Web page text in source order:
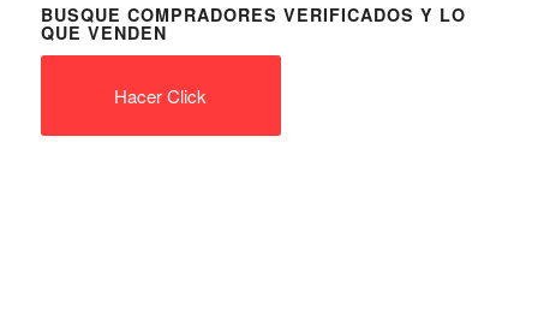
BUSQUE COMPRADORES VERIFICADOS Y LO
QUE VENDEN
Hacer Click